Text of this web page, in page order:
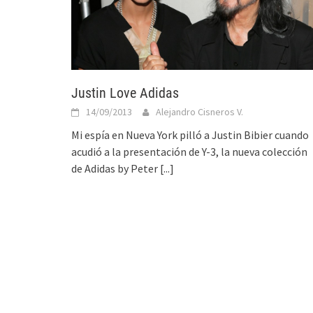
Justin Love Adidas
14/09/2013 Alejandro Cisneros V.
Mi espía en Nueva York pilló a Justin Bibier cuando
acudió a la presentación de Y-3, la nueva colección
de Adidas by Peter [...]